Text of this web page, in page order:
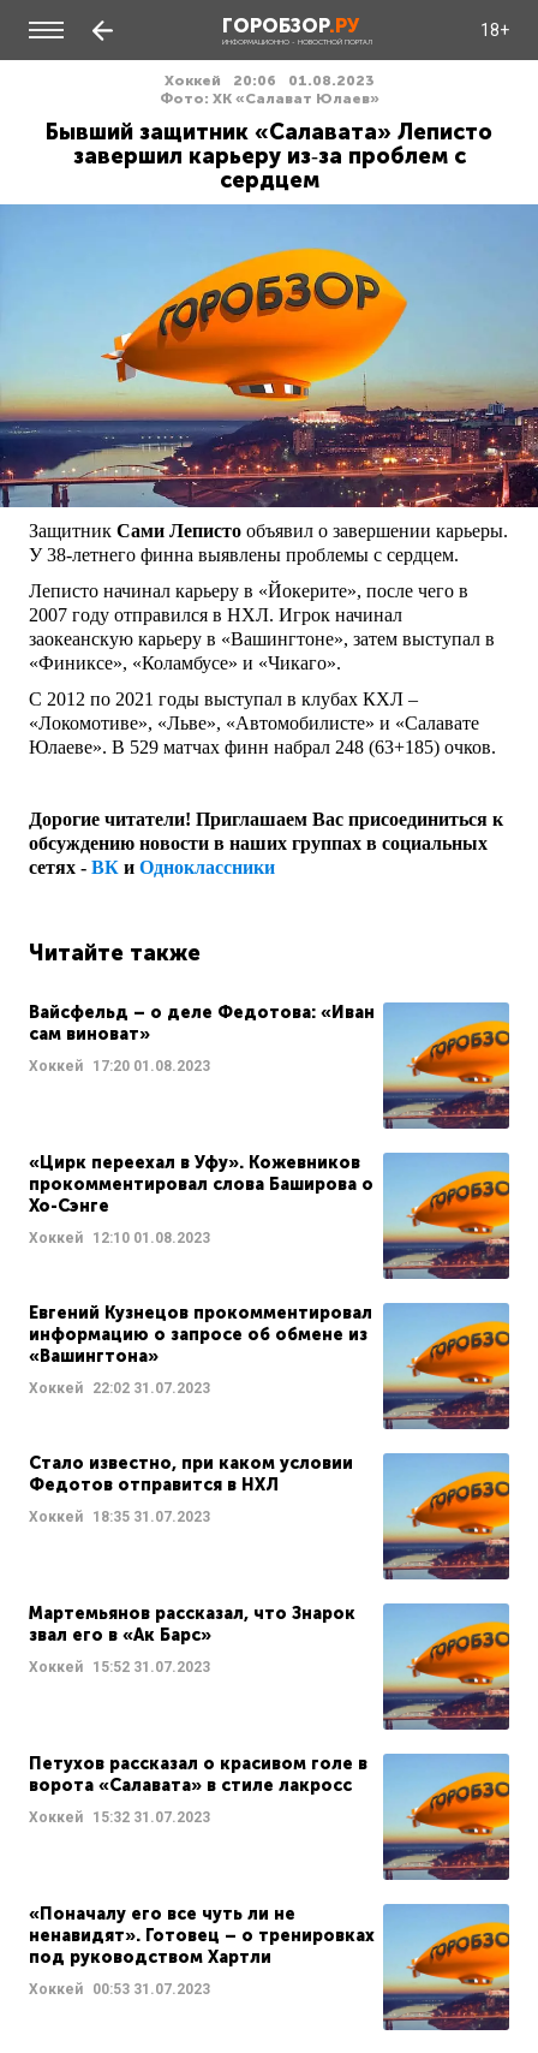
ГОРОБЗОР.РУ
ИНФОРМАЦИОННО - НОВОСТНОЙ ПОРТАЛ
18+
Хоккей 20:06
01.08.2023
Фото: ХК «Салават Юлаев»
Бывший защитник «Салавата» Леписто
завершил карьеру из‑за проблем с
сердцем
Защитник Сами Леписто объявил о завершении карьеры.
У 38-летнего финна выявлены проблемы с сердцем.
Леписто начинал карьеру в «Йокерите», после чего в
2007 году отправился в НХЛ. Игрок начинал
заокеанскую карьеру в «Вашингтоне», затем выступал в
«Финиксе», «Коламбусе» и «Чикаго».
С 2012 по 2021 годы выступал в клубах КХЛ –
«Локомотиве», «Льве», «Автомобилисте» и «Салавате
Юлаеве». В 529 матчах финн набрал 248 (63+185) очков.
Дорогие читатели! Приглашаем Вас присоединиться к
обсуждению новости в наших группах в социальных
сетях - ВК и Одноклассники
Читайте также
Вайсфельд – о деле Федотова: «Иван
сам виноват»
Хоккей 17:20 01.08.2023
«Цирк переехал в Уфу». Кожевников
прокомментировал слова Баширова о
Хо-Сэнге
Хоккей 12:10 01.08.2023
Евгений Кузнецов прокомментировал
информацию о запросе об обмене из
«Вашингтона»
Хоккей 22:02 31.07.2023
Стало известно, при каком условии
Федотов отправится в НХЛ
Хоккей 18:35 31.07.2023
Мартемьянов рассказал, что Знарок
звал его в «Ак Барс»
Хоккей 15:52 31.07.2023
Петухов рассказал о красивом голе в
ворота «Салавата» в стиле лакросс
Хоккей 15:32 31.07.2023
«Поначалу его все чуть ли не
ненавидят». Готовец – о тренировках
под руководством Хартли
Хоккей 00:53 31.07.2023